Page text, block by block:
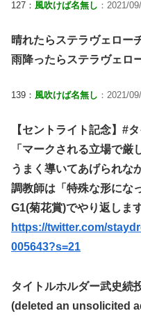
127： 風吹けば名無し ：2021/
晴れたらステラヴェロー
雨降ったらステラヴェロ
139： 風吹けば名無し ：2021/
【セントライト記念】#
「マークされる立場で厳
うまく導いてあげられな
調教師は「特殊な形にな
G1(菊花賞)でやり返しま
https://twitter.com/
005643?s=21
タイトルホルダー武史続
(deleted an unsolicited